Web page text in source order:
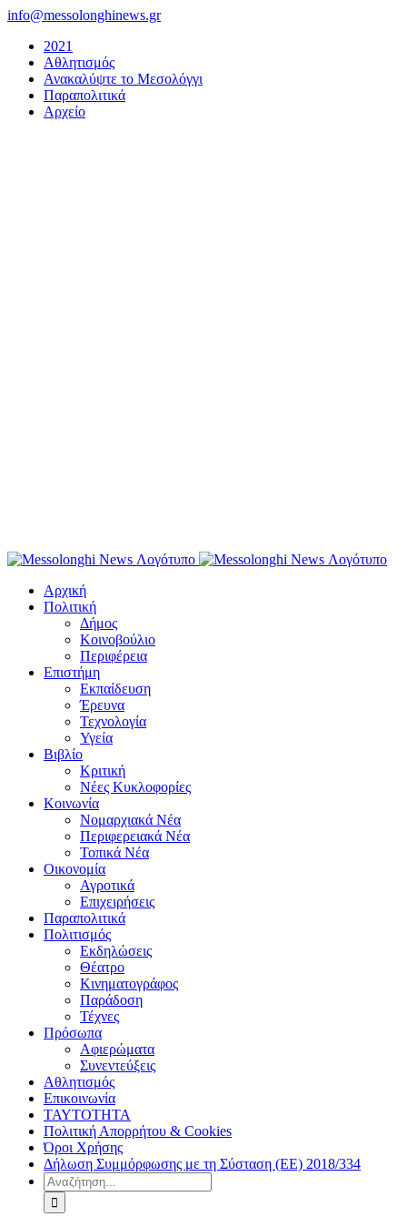
Μετάβαση
περιεχόμενο
info@messolonghinews.gr
2021
Αθλητισμός
Ανακαλύψτε το Μεσολόγγι
Παραπολιτικά
Αρχείο
Αρχική
Πολιτική
Δήμος
Κοινοβούλιο
Περιφέρεια
Επιστήμη
Εκπαίδευση
Έρευνα
Τεχνολογία
Υγεία
Βιβλίο
Κριτική
Νέες Κυκλοφορίες
Κοινωνία
Νομαρχιακά Νέα
Περιφερειακά Νέα
Τοπικά Νέα
Οικονομία
Αγροτικά
Επιχειρήσεις
Παραπολιτικά
Πολιτισμός
Εκδηλώσεις
Θέατρο
Κινηματογράφος
Παράδοση
Τέχνες
Πρόσωπα
Αφιερώματα
Συνεντεύξεις
Αθλητισμός
Επικοινωνία
ΤΑΥΤΟΤΗΤΑ
Πολιτική Απορρήτου & Cookies
Όροι Χρήσης
Δήλωση Συμμόρφωσης με τη Σύσταση (ΕΕ) 2018/334
Αναζήτηση
για: